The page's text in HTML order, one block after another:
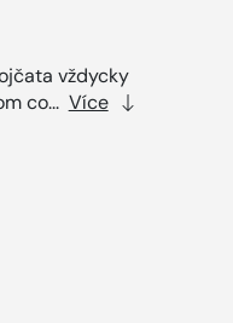
vždycky
co... Více